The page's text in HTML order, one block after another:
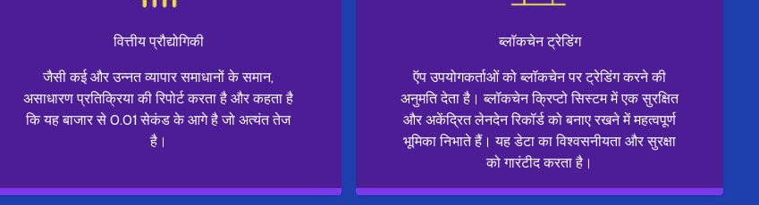
वित्तीय प्रौद्योगिकी
जैसी कई और उन्नत व्यापार समाधानों के समान,
असाधारण प्रतिक्रिया की रिपोर्ट करता है और कहता है
कि यह बाजार से 0.01 सेकंड के आगे है जो अत्यंत तेज
है।
ब्लॉकचेन ट्रेडिंग
ऍप उपयोगकर्ताओं को ब्लॉकचेन पर ट्रेडिंग करने की
अनुमति देता है। ब्लॉकचेन क्रिप्टो सिस्टम में एक सुरक्षित
और अकेंद्रित लेनदेन रिकॉर्ड को बनाए रखने में महत्वपूर्ण
भूमिका निभाते हैं। यह डेटा का विश्वसनीयता और सुरक्षा
को गारंटीद करता है।